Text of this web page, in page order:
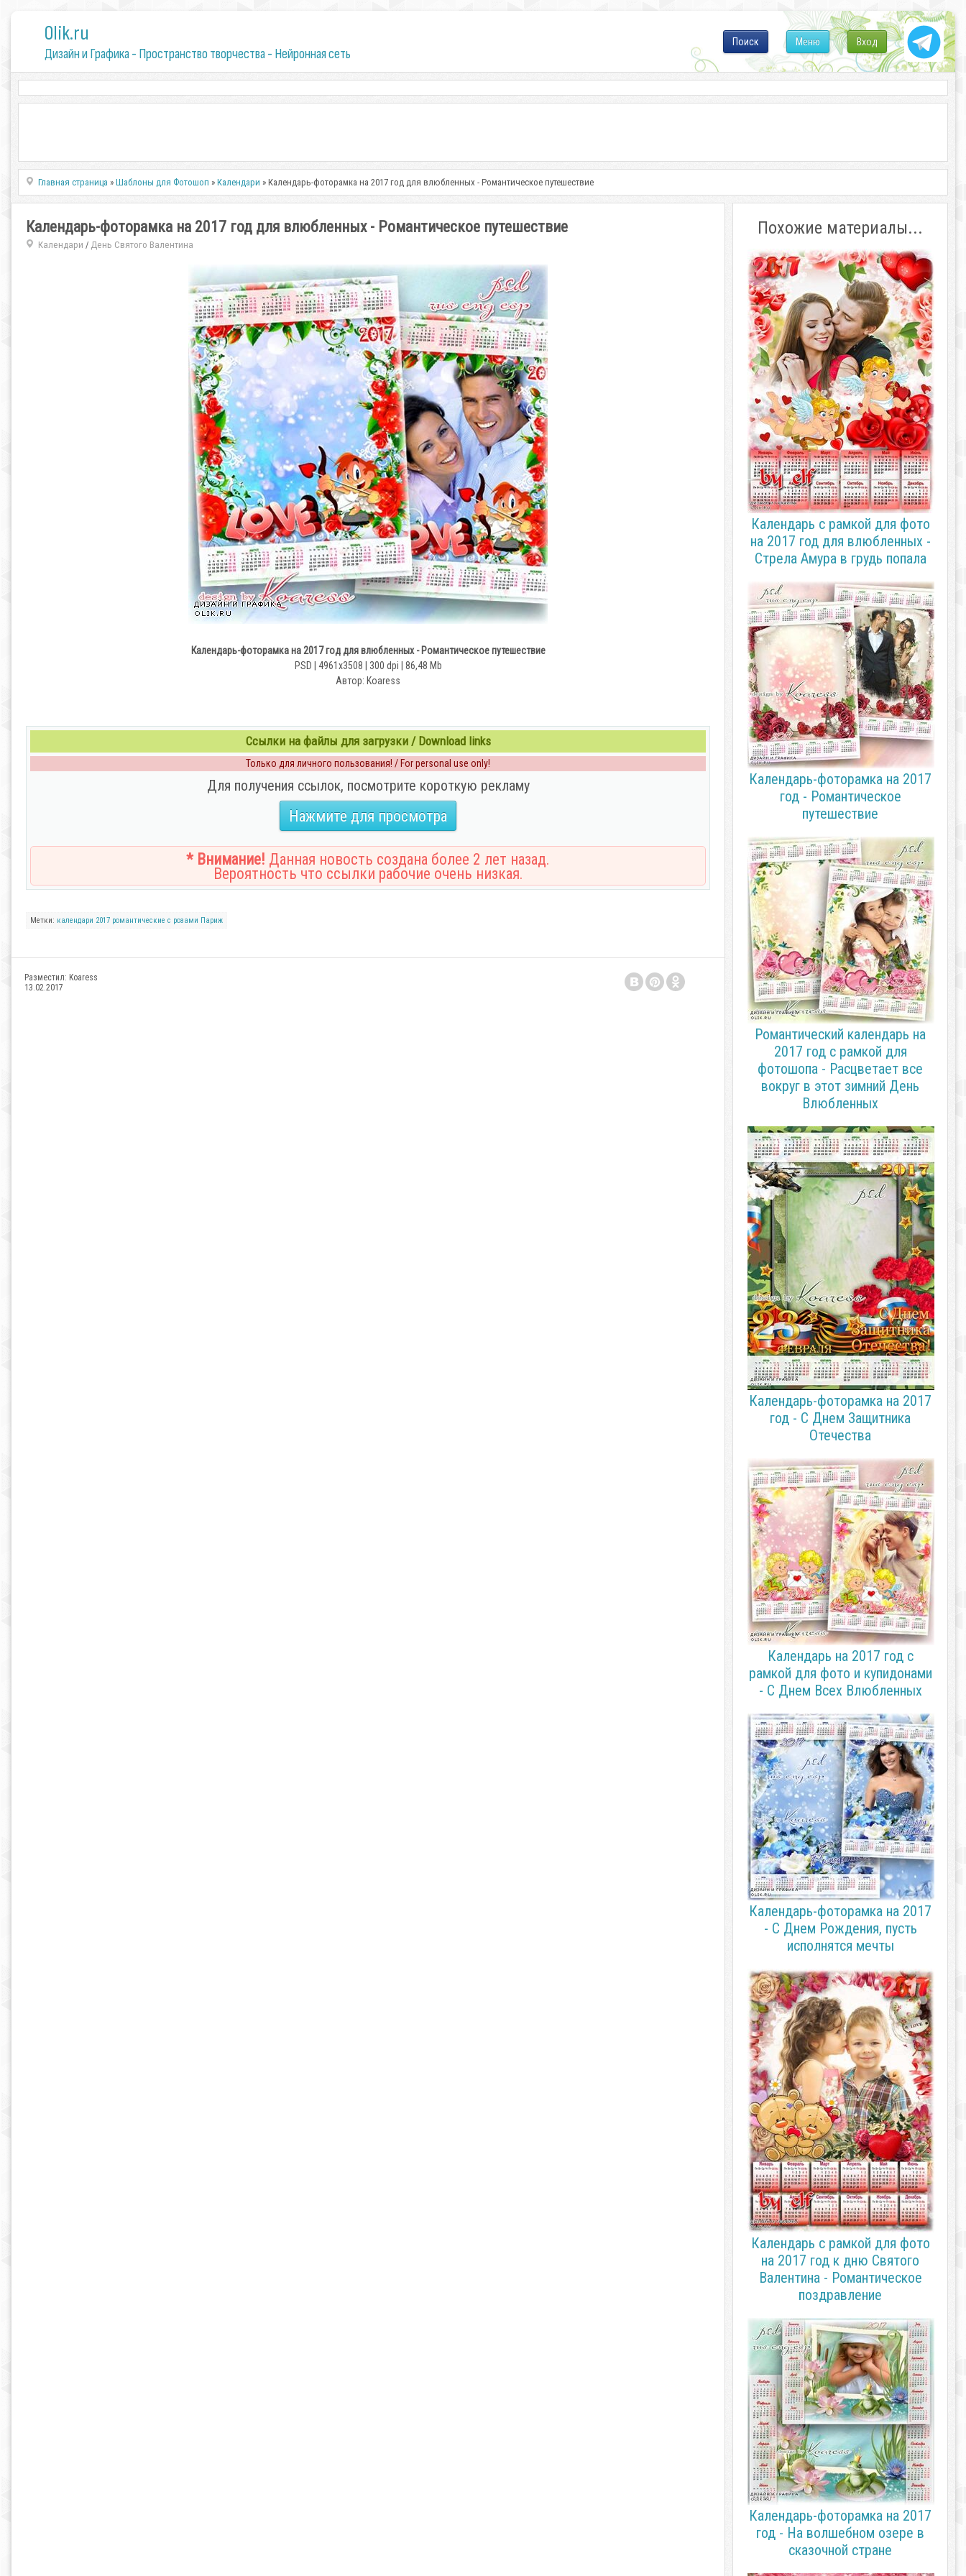
0lik.ru
Дизайн и Графика - Пространство творчества - Нейронная сеть
Вход
Меню
Поиск
Главная страница »Шаблоны для Фотошоп »Календари » Календарь-фоторамка на 2017 год для влюбленных - Романтическое путешествие
Календарь-фоторамка на 2017 год для влюбленных - Романтическое путешествие
Календари / День Святого Валентина
Календарь-фоторамка на 2017 год для влюбленных - Романтическое путешествие
PSD | 4961x3508 | 300 dpi | 86,48 Mb
Автор: Koaress
Ссылки на файлы для загрузки / Download links
Только для личного пользования! / For personal use only!
Для получения ссылок, посмотрите короткую рекламу
Нажмите для просмотра
* Внимание! Данная новость создана более 2 лет назад.
Вероятность что ссылки рабочие очень низкая.
Метки: календари 2017 романтические с розами Париж
Разместил: Koaress
13.02.2017
Похожие материалы...
Календарь с рамкой для фото
на 2017 год для влюбленных -
Стрела Амура в грудь попала
Календарь-фоторамка на 2017
год - Романтическое
путешествие
Романтический календарь на
2017 год с рамкой для
фотошопа - Расцветает все
вокруг в этот зимний День
Влюбленных
Календарь-фоторамка на 2017
год - С Днем Защитника
Отечества
Календарь на 2017 год с
рамкой для фото и купидонами
- С Днем Всех Влюбленных
Календарь-фоторамка на 2017
- С Днем Рождения, пусть
исполнятся мечты
Календарь с рамкой для фото
на 2017 год к дню Святого
Валентина - Романтическое
поздравление
Календарь-фоторамка на 2017
год - На волшебном озере в
сказочной стране